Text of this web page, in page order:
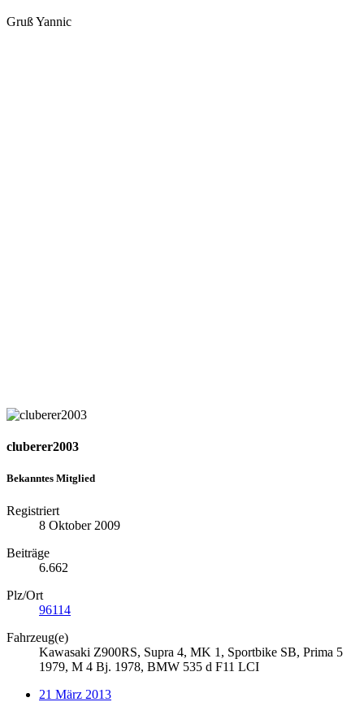
Gruß Yannic
cluberer2003
Bekanntes Mitglied
Registriert
8 Oktober 2009
Beiträge
6.662
Plz/Ort
96114
Fahrzeug(e)
Kawasaki Z900RS, Supra 4, MK 1, Sportbike SB, Prima 5
1979, M 4 Bj. 1978, BMW 535 d F11 LCI
21 März 2013